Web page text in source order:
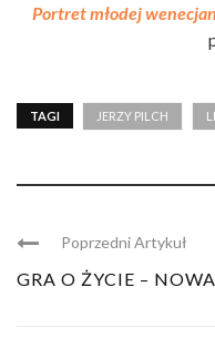
Portret młodej
TAGI JERZY PILCH
Poprzedni Artykuł
GRA O ŻYCIE –